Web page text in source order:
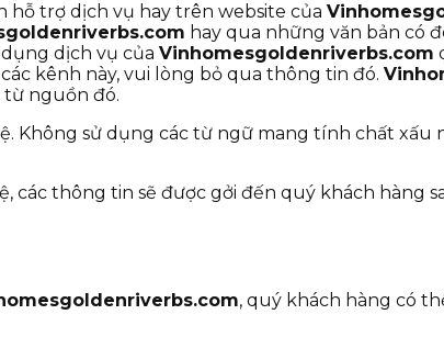
hỗ trợ dịch vụ hay trên website của
hay qua những văn bản có
dịch vụ của Vinhomesgoldenriverbs.com
kênh này, vui lòng bỏ qua thông tin đó.
nguồn đó.
Không sử dụng các từ ngữ mang tính chất xấu
các thông tin sẽ được gởi đến quý khách hàng
, quý khách hàng có